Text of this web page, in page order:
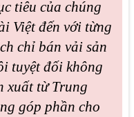
tiêu của chúng
Việt đến với từng
chỉ bán vải sản
tuyệt đối không
xuất từ Trung
góp phần cho